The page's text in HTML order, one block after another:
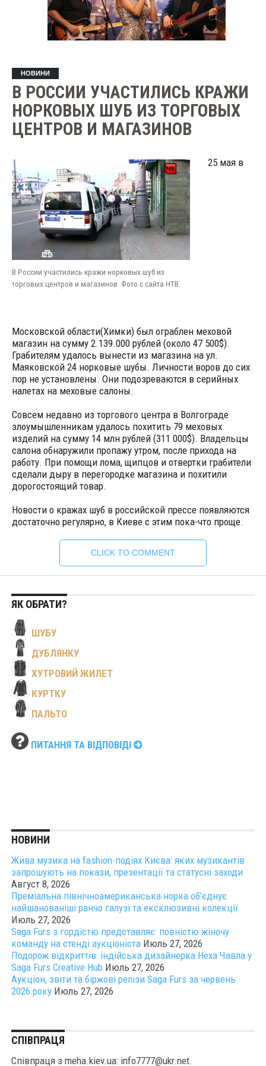
НОВИНИ
В РОССИИ УЧАСТИЛИСЬ КРАЖИ
НОРКОВЫХ ШУБ ИЗ ТОРГОВЫХ
ЦЕНТРОВ И МАГАЗИНОВ
В России участились кражи норковых шуб из
торговых центров и магазинов. Фото с сайта НТВ.
25 мая в
Московской области(Химки) был ограблен меховой
магазин на сумму 2.139.000 рублей (около 47 500$).
Грабителям удалось вынести из магазина на ул.
Маяковской 24 норковые шубы. Личности воров до сих
пор не установлены. Они подозреваются в серийных
налетах на меховые салоны.
Совсем недавно из торгового центра в Волгограде
злоумышленникам удалось похитить 79 меховых
изделий на сумму 14 млн рублей (311 000$). Владельцы
салона обнаружили пропажу утром, после прихода на
работу. При помощи лома, щипцов и отвертки грабители
сделали дыру в перегородке магазина и похитили
дорогостоящий товар.
Новости о кражах шуб в российской прессе появляются
достаточно регулярно, в Киеве с этим пока-что проще.
CLICK TO COMMENT
ЯК ОБРАТИ?
ШУБУ
ДУБЛЯНКУ
ХУТРОВИЙ ЖИЛЕТ
КУРТКУ
ПАЛЬТО
ПИТАННЯ ТА ВІДПОВІДІ
НОВИНИ
Жива музика на fashion-подіях Києва: яких музикантів
запрошують на покази, презентації та статусні заходи
Август 8, 2026
Преміальна північноамериканська норка об’єднує
найшанованіші ранчо галузі та ексклюзивні колекції
Июль 27, 2026
Saga Furs з гордістю представляє: повністю жіночу
команду на стенді аукціоніста Июль 27, 2026
Подорож відкриттів: індійська дизайнерка Неха Чавла у
Saga Furs Creative Hub Июль 27, 2026
Аукціон, звіти та біржові релізи Saga Furs за червень
2026 року Июль 27, 2026
СПІВПРАЦЯ
Співпраця з meha.kiev.ua: info7777@ukr.net.